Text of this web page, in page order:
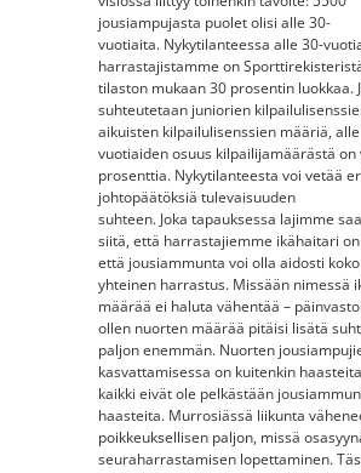
jousiampujasta puolet olisi alle 30-
vuotiaita. Nykytilanteessa alle 30-
harrastajistamme on
tilaston mukaan 30 prosentin luokkaa.
suhteutetaan juniorien
aikuisten kilpailulisenssien määriä,
vuotiaiden osuus kilpailijamäärästä on
prosenttia. Nykytilanteesta voi vetää
johtopäätöksiä tulevaisuuden
suhteen. Joka tapauksessa lajimme
siitä, että harrastajiemme ikähaitari
että jousiammunta voi olla aidosti
yhteinen harrastus. Missään nimessä
määrää ei haluta vähentää –
ollen nuorten määrää pitäisi lisätä
paljon enemmän. Nuorten
kasvattamisessa on kuitenkin
kaikki eivät ole pelkästään
haasteita. Murrosiässä liikunta
poikkeuksellisen paljon, missä
seuraharrastamisen lopettaminen.